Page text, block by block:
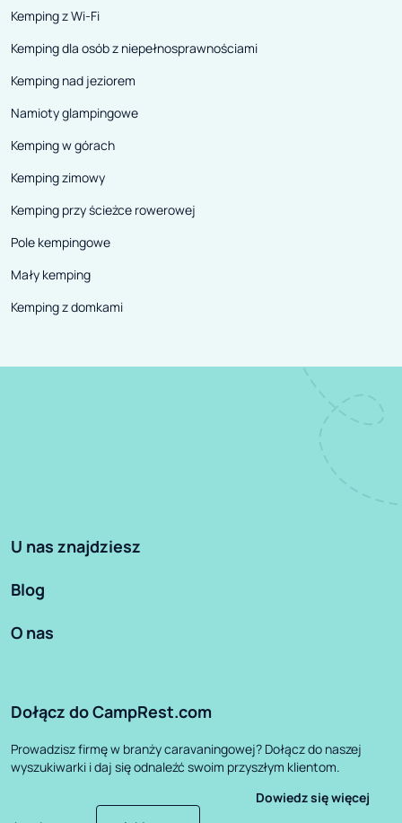
Kemping z Wi-Fi
Kemping dla osób z niepełnosprawnościami
Kemping nad jeziorem
Namioty glampingowe
Kemping w górach
Kemping zimowy
Kemping przy ścieżce rowerowej
Pole kempingowe
Mały kemping
Kemping z domkami
U nas znajdziesz
Blog
O nas
Dołącz do CampRest.com
Prowadzisz firmę w branży caravaningowej? Dołącz do naszej
wyszukiwarki i daj się odnaleźć swoim przyszłym klientom.
Dowiedz się więcej